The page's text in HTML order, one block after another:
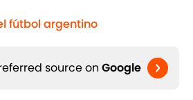
fútbol argentino
source on Google